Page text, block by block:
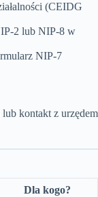
(CEIDG
2 lub NIP-8 w
NIP-7
kontakt z urzędem
Dla kogo?